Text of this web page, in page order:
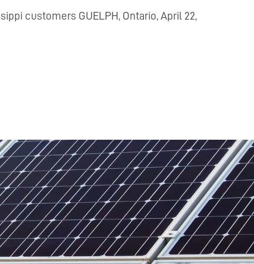
customers GUELPH, Ontario, April 22,